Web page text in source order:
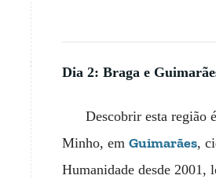
Dia 2: Braga e
Descobrir esta região
Minho, em Guimarães,
Humanidade desde 2001,